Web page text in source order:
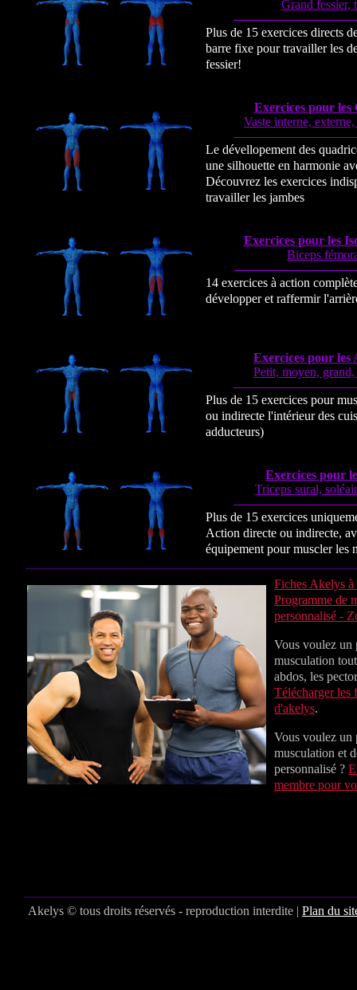
Grand fessier,
Plus de 15 exercices directs
barre fixe pour travailler les
fessier!
Exercices pour les
Vaste interne,
Le dévellopement des
une silhouette en harmonie
Découvrez les exercices
travailler les jambes
Exercices pour les
Biceps
14 exercices à action
développer et raffermir
Exercices pour les
Petit, moyen,
Plus de 15 exercices pour
ou indirecte l'intérieur des
adducteurs)
Exercices pour
Triceps sural,
Plus de 15 exercices
Action directe ou indirecte,
équipement pour muscler les
Fiches Akelys à
Programme de
personnalisé -
Vous voulez un
musculation
abdos, les
Télécharger les
d'akelys.
Vous voulez un
musculation et
personnalisé ?
membre pour
Akelys © tous droits réservés - reproduction interdite | Plan du